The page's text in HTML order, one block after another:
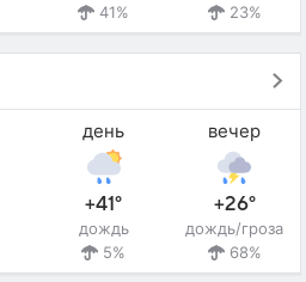
41%
23%
день
+41°
дождь
5%
вечер
+26°
дождь/гроза
68%